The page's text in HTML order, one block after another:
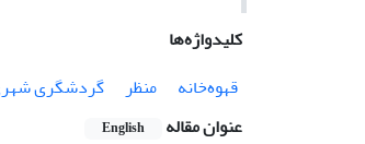
کلیدواژه‌ها
قهوه‌خانه
منظر گردشگری
عنوان مقاله
English